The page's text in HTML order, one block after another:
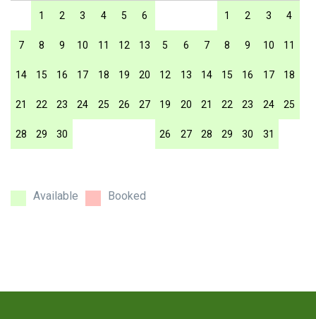
1 2 3 4 5 6
7 8 9 10 11 12 13
14 15 16 17 18 19 20
21 22 23 24 25 26 27
28 29 30
1 2 3 4
5 6 7 8 9 10 11
12 13 14 15 16 17 18
19 20 21 22 23 24 25
26 27 28 29 30 31
Available Booked